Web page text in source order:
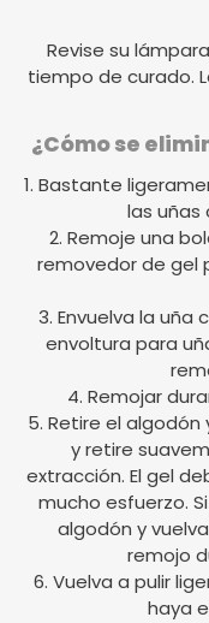
Revise su
tiempo de curado.
¿Cómo se
1. Bastante
las uñas
2. Remoje una
removedor de gel
3. Envuelva la uña
envoltura para
4. Remojar
5. Retire el algodón
y retire
extracción. El gel
mucho esfuerzo.
algodón y
remojo
6. Vuelva a pulir
haya